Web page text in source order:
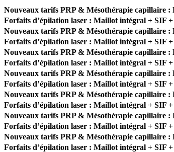
Nouveaux tarifs PRP & Mésothérapie capillaire :
Forfaits d’épilation laser : Maillot intégral + SIF +
Nouveaux tarifs PRP & Mésothérapie capillaire :
Forfaits d’épilation laser : Maillot intégral + SIF +
Nouveaux tarifs PRP & Mésothérapie capillaire :
Forfaits d’épilation laser : Maillot intégral + SIF +
Nouveaux tarifs PRP & Mésothérapie capillaire :
Forfaits d’épilation laser : Maillot intégral + SIF +
Nouveaux tarifs PRP & Mésothérapie capillaire :
Forfaits d’épilation laser : Maillot intégral + SIF +
Nouveaux tarifs PRP & Mésothérapie capillaire :
Forfaits d’épilation laser : Maillot intégral + SIF +
Nouveaux tarifs PRP & Mésothérapie capillaire :
Forfaits d’épilation laser : Maillot intégral + SIF +